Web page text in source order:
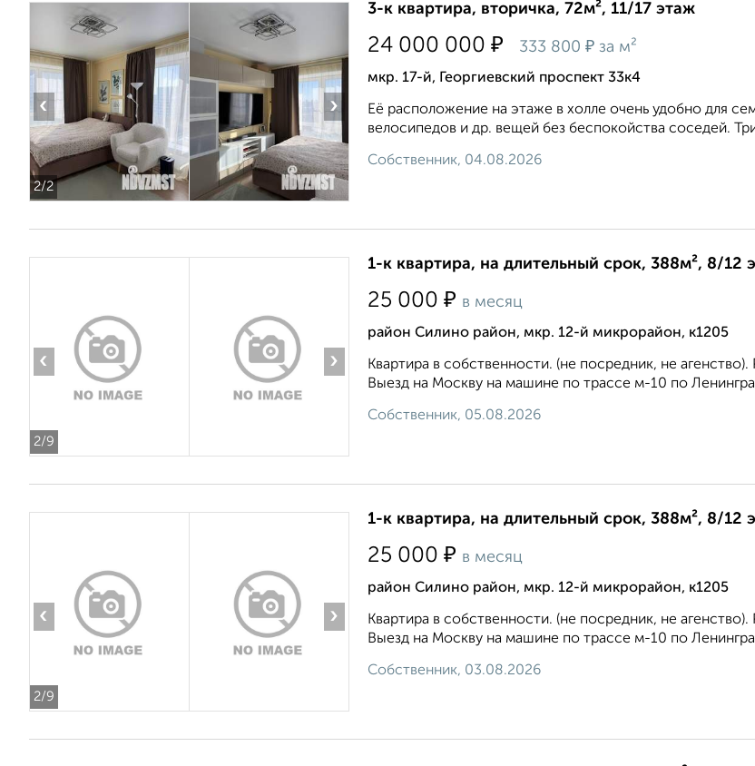
2/2
‹ ›
3-к квартира, вторичка, 72м², 11/17 этаж
24 000 000 ₽ 333 800 ₽ за м²
мкр. 17-й, Георгиевский проспект 33к4
Её расположение на этаже в холле очень удобно для
велосипедов и др. вещей без беспокойства соседей.
Собственник, 04.08.2026
2/9
‹ ›
1-к квартира, на длительный срок, 388м², 8/12
25 000 ₽ в месяц
район Силино район, мкр. 12-й микрорайон, к1205
Квартира в собственности. (не посредник, не
Выезд на Москву на машине по трассе м-10 по
Собственник, 05.08.2026
2/9
‹ ›
1-к квартира, на длительный срок, 388м², 8/12
25 000 ₽ в месяц
район Силино район, мкр. 12-й микрорайон, к1205
Квартира в собственности. (не посредник, не
Выезд на Москву на машине по трассе м-10 по
Собственник, 03.08.2026